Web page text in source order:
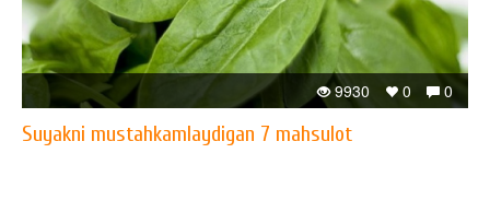
0
0
9930
Suyakni mustahkamlaydigan 7 mahsulot